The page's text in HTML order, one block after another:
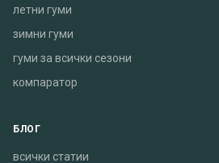
летни гуми
зимни гуми
гуми за всички сезони
компаратор
БЛОГ
всички статии